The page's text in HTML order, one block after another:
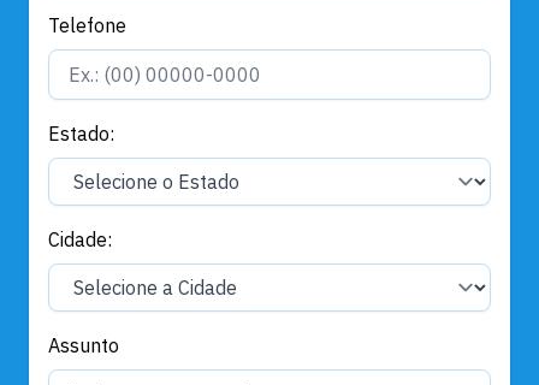
Telefone
Estado:
Cidade:
Assunto